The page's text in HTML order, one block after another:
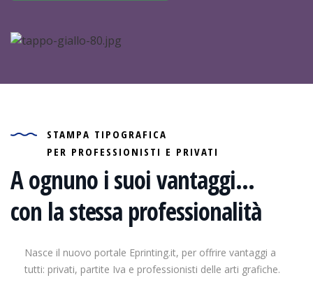
STAMPA TIPOGRAFICA
PER PROFESSIONISTI E PRIVATI
A ognuno i suoi vantaggi...
con la stessa professionalità
Nasce il nuovo portale Eprinting.it, per offrire vantaggi a
tutti: privati, partite Iva e professionisti delle arti grafiche.